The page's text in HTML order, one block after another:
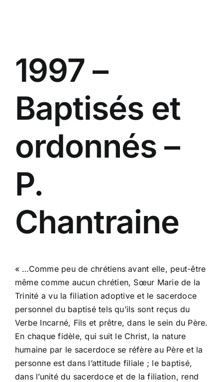
1997 –
Baptisés et
ordonnés –
P.
Chantraine
« …Comme peu de chrétiens avant elle, peut-être
même comme aucun chrétien, Sœur Marie de la
Trinité a vu la filiation adoptive et le sacerdoce
personnel du baptisé tels qu’ils sont reçus du
Verbe Incarné, Fils et prêtre, dans le sein du Père.
En chaque fidèle, qui suit le Christ, la nature
humaine par le sacerdoce se réfère au Père et la
personne est dans l’attitude filiale ; le baptisé,
dans l’unité du sacerdoce et de la filiation, rend